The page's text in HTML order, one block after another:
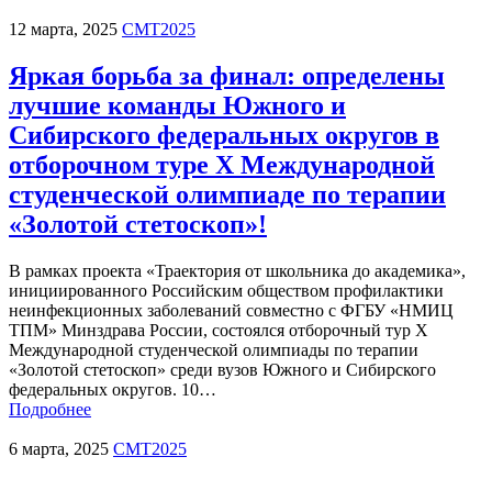
12 марта, 2025 СМТ2025
Яркая борьба за финал: определены
лучшие команды Южного и
Сибирского федеральных округов в
отборочном туре X Международной
студенческой олимпиаде по терапии
«Золотой стетоскоп»!
В рамках проекта «Траектория от школьника до академика»,
инициированного Российским обществом профилактики
неинфекционных заболеваний совместно с ФГБУ «НМИЦ
ТПМ» Минздрава России, состоялся отборочный тур X
Международной студенческой олимпиады по терапии
«Золотой стетоскоп» среди вузов Южного и Сибирского
федеральных округов. 10…
Подробнее
6 марта, 2025 СМТ2025